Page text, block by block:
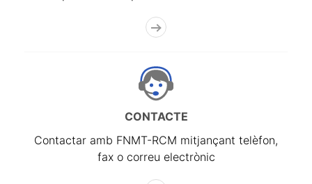
CONTACTE
Contactar amb FNMT-RCM mitjançant telèfon,
fax o correu electrònic